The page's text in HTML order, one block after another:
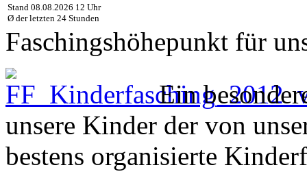
Stand 08.08.2026 12 Uhr
Ø der letzten 24 Stunden
Faschingshöhepunkt für
Ein
unsere Kinder der von
bestens organisierte